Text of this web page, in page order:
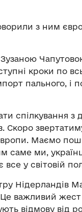
з ним
кроки по
пального, і
спілкування з
Скоро
Маємо
саме ми,
все у світовій
Нідерландів
Це важливий
відмову від